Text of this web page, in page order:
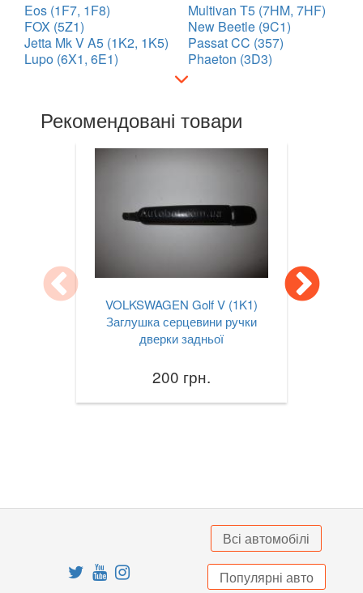
Cross Golf
ID.3
ID.5
Jetta Mk VI A6 (5C6)
Lupo (6X1, 6E1)
Multivan T5 (7HM, 7HF)
Passat B6 (3С2, 3С5)
Passat B7 (362, 365)
Phaeton (3D1)
Eos (1F7, 1F8)
FOX (5Z1)
Jetta Mk V A5 (1K2, 1K5)
Lupo (6X1, 6E1)
Multivan T5 (7HM, 7HF)
New Beetle (9C1)
Passat CC (357)
Phaeton (3D3)
Рекомендовані товари
VOLKSWAGEN Golf V (1K1)
Заглушка серцевини ручки
дверки задньої
200 грн.
Всі автомобілі
Популярні авто